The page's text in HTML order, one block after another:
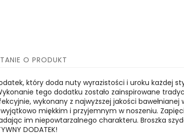
O PRODUKT
który doda nuty wyrazistości i uroku każdej
tego dodatku zostało zainspirowane
wykonany z najwyższej jakości bawełnianej
miękkim i przyjemnym w noszeniu.
im niepowtarzalnego charakteru. Broszka
DODATEK!